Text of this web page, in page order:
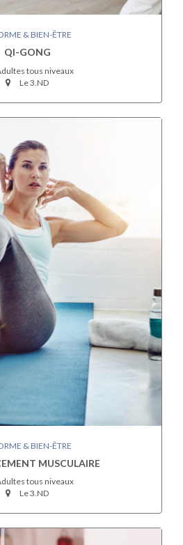
& BIEN-ÊTRE
QI-GONG
tous niveaux
Le 3.ND
& BIEN-ÊTRE
MUSCULAIRE
tous niveaux
Le 3.ND